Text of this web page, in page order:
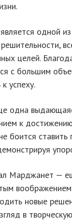
одной
целей.
с большим
успеху.
одна
к
боится
Марджанет —
новые
в